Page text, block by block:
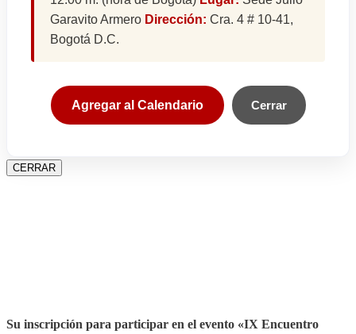
Garavito Armero Dirección: Cra. 4 # 10-41,
Bogotá D.C.
Agregar al Calendario Cerrar
CERRAR
Su inscripción para participar en el evento «IX Encuentro